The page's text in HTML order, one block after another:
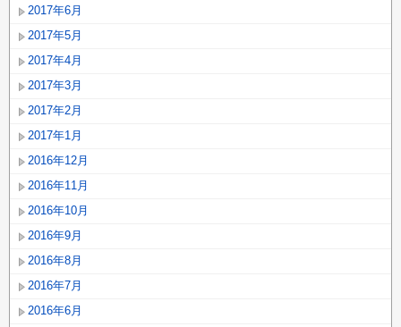
2017年6月
2017年5月
2017年4月
2017年3月
2017年2月
2017年1月
2016年12月
2016年11月
2016年10月
2016年9月
2016年8月
2016年7月
2016年6月